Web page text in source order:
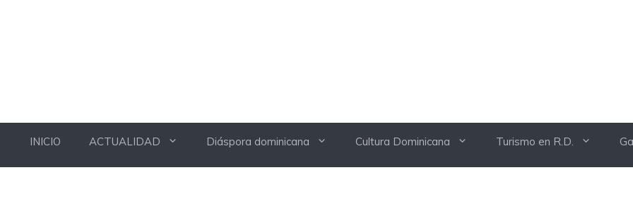
INICIO ACTUALIDAD Diáspora dominicana Cultura Dominicana Turismo en R.D.